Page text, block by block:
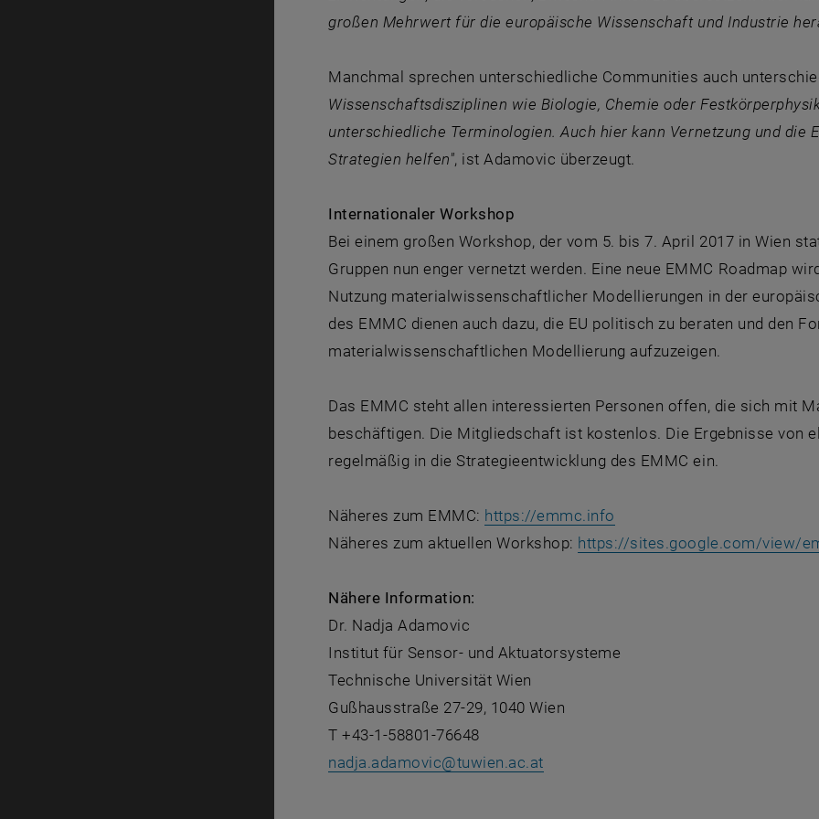
großen Mehrwert für die europäische Wissenschaft und Industrie
Manchmal sprechen unterschiedliche Communities auch
Wissenschaftsdisziplinen wie Biologie, Chemie oder
unterschiedliche Terminologien. Auch hier kann Vernetzung und die
Strategien helfen", ist Adamovic überzeugt.
Internationaler Workshop
Bei einem großen Workshop, der vom 5. bis 7. April 2017 in Wien
Gruppen nun enger vernetzt werden. Eine neue EMMC Roadmap
Nutzung materialwissenschaftlicher Modellierungen in der
des EMMC dienen auch dazu, die EU politisch zu beraten und den
materialwissenschaftlichen Modellierung aufzuzeigen.
Das EMMC steht allen interessierten Personen offen, die sich mit
beschäftigen. Die Mitgliedschaft ist kostenlos. Die Ergebnisse von
regelmäßig in die Strategieentwicklung des EMMC ein.
Näheres zum EMMC: https://emmc.info
Näheres zum aktuellen Workshop: https://sites.google.com/view/
Nähere Information:
Dr. Nadja Adamovic
Institut für Sensor- und Aktuatorsysteme
Technische Universität Wien
Gußhausstraße 27-29, 1040 Wien
T +43-1-58801-76648
nadja.adamovic@tuwien.ac.at